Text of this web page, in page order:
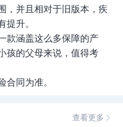
，并且相对于旧版本，疾
提升。
款涵盖这么多保障的产
孩的父母来说，值得考
合同为准。
查看更多